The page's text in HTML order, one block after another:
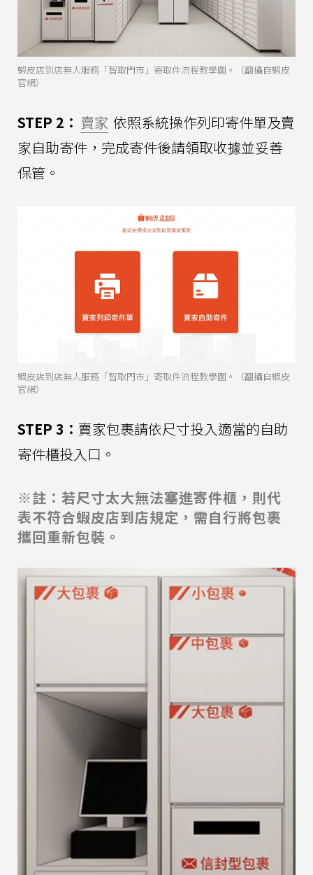
蝦皮店到店無人服務「智取門市」寄取件流程教學圖。（翻攝自蝦皮
官網）
STEP 2： 賣家 依照系統操作列印寄件單及賣
家自助寄件，完成寄件後請領取收據並妥善
保管。
蝦皮店到店無人服務「智取門市」寄取件流程教學圖。（翻攝自蝦皮
官網）
STEP 3： 賣家包裹請依尺寸投入適當的自助
寄件櫃投入口。
※註：若尺寸太大無法塞進寄件櫃，則代
表不符合蝦皮店到店規定，需自行將包裹
攜回重新包裝。